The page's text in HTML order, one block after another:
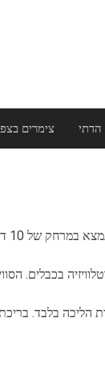
הדתי צימרים
בכבלים.